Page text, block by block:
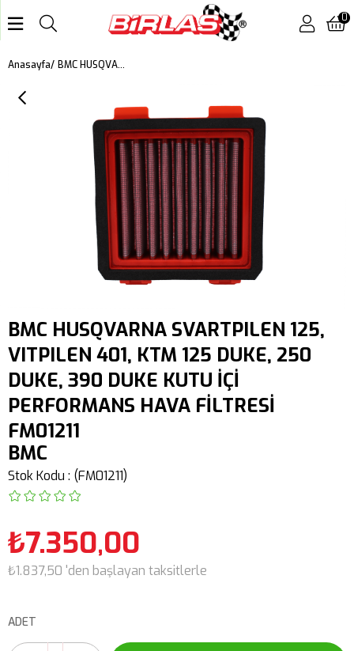
0
Anasayfa BMC HUSQVARNA SVARTPILEN 125, VITPILEN 401, KTM 125 DUKE, 250 DUKE, 390 DUKE KUTU İÇİ PERFORMANS HAVA FİLTRESİ FM01211
BMC HUSQVARNA SVARTPILEN 125,
VITPILEN 401, KTM 125 DUKE, 250
DUKE, 390 DUKE KUTU İÇİ
PERFORMANS HAVA FİLTRESİ
FM01211
BMC
Stok Kodu (FM01211)
₺7.350,00
₺1.837,50 'den başlayan taksitlerle
ADET